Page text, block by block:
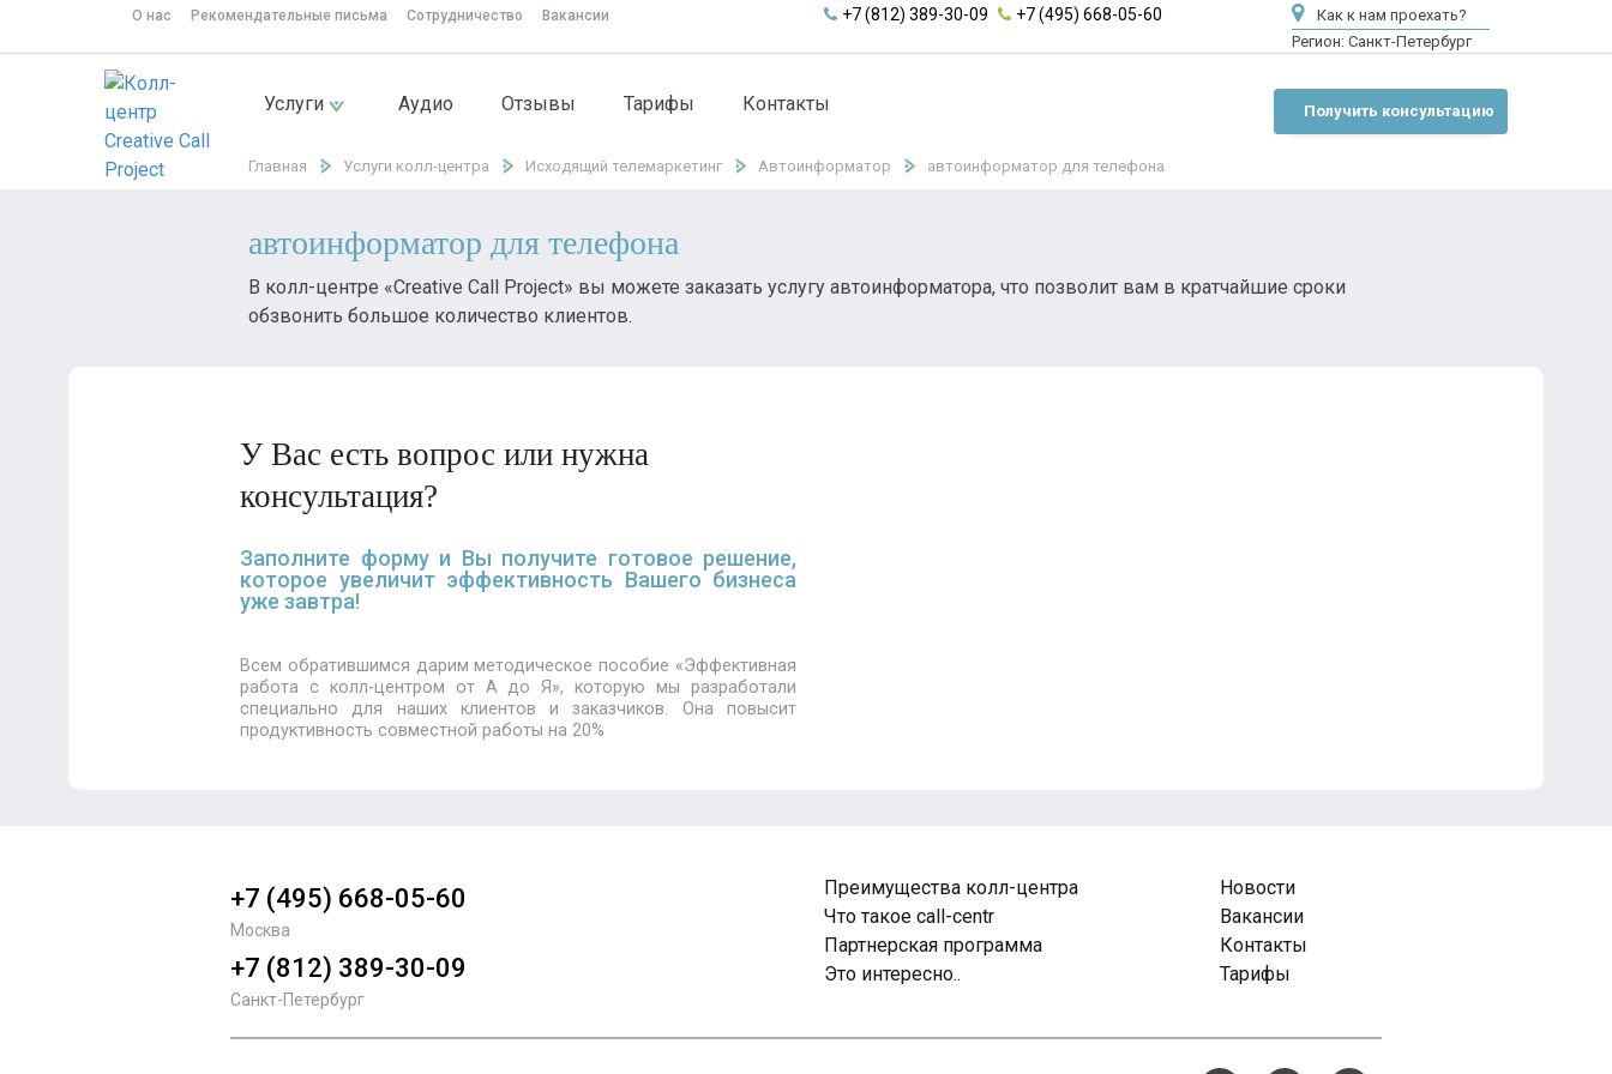
О нас Рекомендательные письма Сотрудничество Вакансии +7 (812) 389-30-09 +7 (495) 668-05-60
Как к нам проехать?
Регион: Санкт-Петербург
Услуги Аудио Отзывы Тарифы Контакты Получить консультацию
Главная Услуги колл-центра Исходящий телемаркетинг Автоинформатор автоинформатор для телефона
автоинформатор для телефона
В колл-центре «Creative Call Project» вы можете заказать услугу автоинформатора, что позволит вам в кратчайшие сроки
обзвонить большое количество клиентов.
У Вас есть вопрос или нужна
консультация?
Заполните форму и Вы получите готовое решение,
которое увеличит эффективность Вашего бизнеса
уже завтра!
Всем обратившимся дарим методическое пособие «Эффективная
работа с колл-центром от А до Я», которую мы разработали
специально для наших клиентов и заказчиков. Она повысит
продуктивность совместной работы на 20%
+7 (495) 668-05-60
Москва
+7 (812) 389-30-09
Санкт-Петербург
Преимущества колл-центра
Что такое call-centr
Партнерская программа
Это интересно..
Новости
Вакансии
Контакты
Тарифы